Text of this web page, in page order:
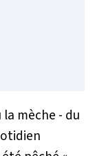
mèche - du